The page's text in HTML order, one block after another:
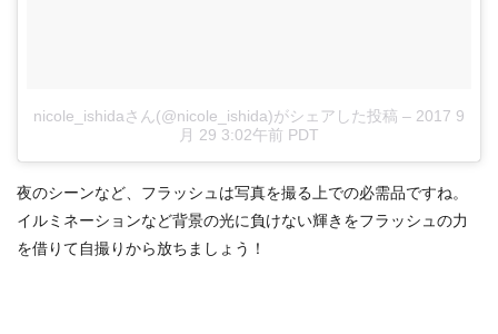
nicole_ishidaさん(@nicole_ishida)がシェアした投稿 – 2017 9
月 29 3:02午前 PDT
夜のシーンなど、フラッシュは写真を撮る上での必需品ですね。
イルミネーションなど背景の光に負けない輝きをフラッシュの力
を借りて自撮りから放ちましょう！